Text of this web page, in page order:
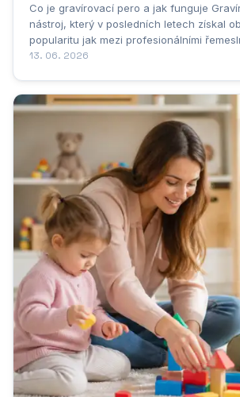
Co je gravírovací pero a jak funguje
nástroj, který v posledních letech získal
popularitu jak mezi profesionálními
nadšenci do domácí tvorby. Jedná se o
13. 06. 2026